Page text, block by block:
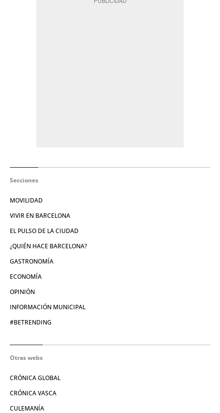
Secciones
MOVILIDAD
VIVIR EN BARCELONA
EL PULSO DE LA CIUDAD
¿QUIÉN HACE BARCELONA?
GASTRONOMÍA
ECONOMÍA
OPINIÓN
INFORMACIÓN MUNICIPAL
#BETRENDING
Otras webs
CRÓNICA GLOBAL
CRÓNICA VASCA
CULEMANÍA